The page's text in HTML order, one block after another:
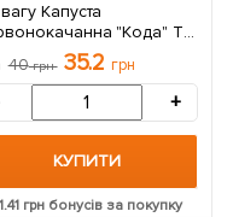
Капуста
"Кода" ТМ
ціна за 2г
40грн 35.2 грн
+
КУПИТИ
1.41 грн бонусів за покупку